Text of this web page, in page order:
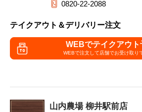
0820-22-2088
テイクアウト＆デリバリー注文
WEBでテイクアウト
WEBで注文して店舗でお受け取り
山内農場 柳井駅前店